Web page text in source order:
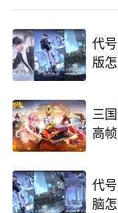
代
版
三
高
代
脑